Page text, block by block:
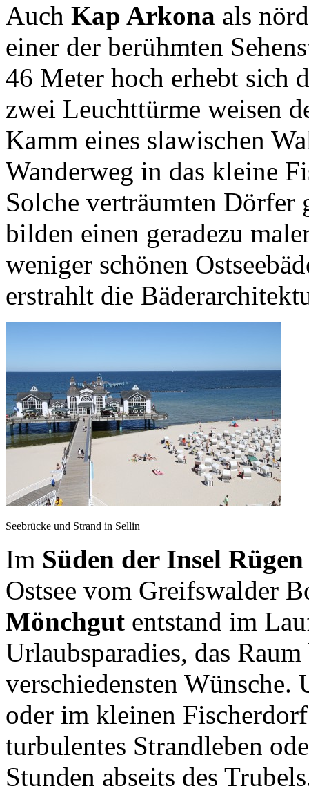
Auch Kap Arkona als
einer der berühmten
46 Meter hoch erhebt sich
zwei Leuchttürme weisen
Kamm eines slawischen
Wanderweg in das kleine
Solche verträumten Dörfer
bilden einen geradezu
weniger schönen
erstrahlt die
Seebrücke und Strand in Sellin
Im Süden der Insel Rügen
Ostsee vom Greifswalder
Mönchgut entstand im
Urlaubsparadies, das
verschiedensten Wünsche.
oder im kleinen
turbulentes Strandleben
Stunden abseits des